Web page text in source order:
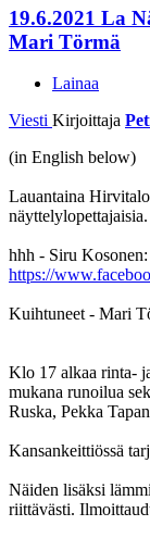
19.6.2021 La
Mari Törmä
Lainaa
Viesti Kirjoittaja
(in English below)
Lauantaina
näyttelylopettajaisia.
hhh - Siru Kosonen:
https://
Kuihtuneet - Mari
Klo 17 alkaa rinta-
mukana runoilua
Ruska, Pekka
Kansankeittiössä
Näiden lisäksi
riittävästi.